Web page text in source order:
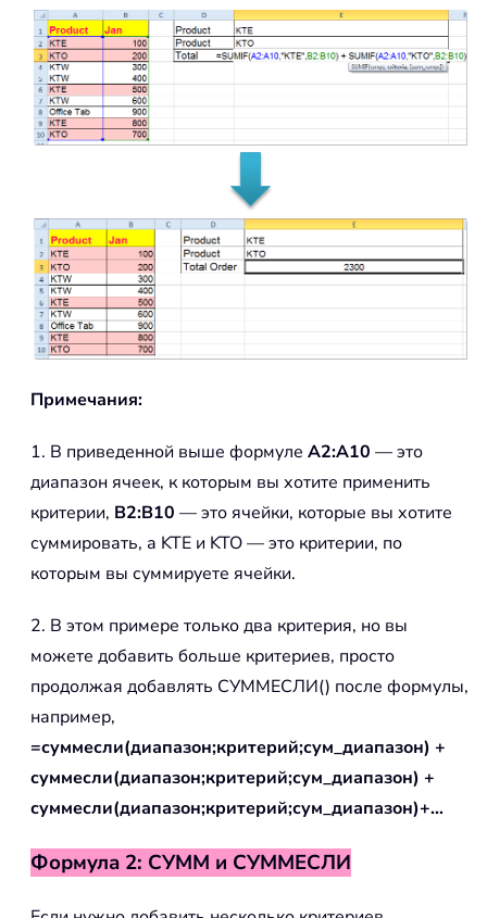
Примечания:
1. В приведенной выше формуле A2:A10 — это
диапазон ячеек, к которым вы хотите применить
критерии, B2:B10 — это ячейки, которые вы хотите
суммировать, а KTE и KTO — это критерии, по
которым вы суммируете ячейки.
2. В этом примере только два критерия, но вы
можете добавить больше критериев, просто
продолжая добавлять СУММЕСЛИ() после формулы,
например,
=суммесли(диапазон;критерий;сум_диапазон) +
суммесли(диапазон;критерий;сум_диапазон) +
суммесли(диапазон;критерий;сум_диапазон)+…
Формула 2: СУММ и СУММЕСЛИ